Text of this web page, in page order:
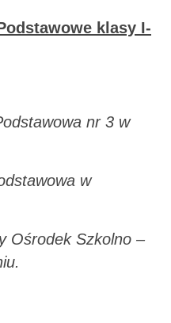
klasy I-
nr 3 w
w
Ośrodek Szkolno –